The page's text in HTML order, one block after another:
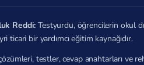
Reddi: Testyurdu, öğrencilerin okul
ticari bir yardımcı eğitim kaynağıdır.
testler, cevap anahtarları ve